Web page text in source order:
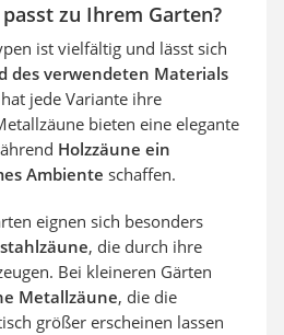
zu Ihrem Garten?
ist vielfältig und lässt sich
des verwendeten Materials
jede Variante ihre
bieten eine elegante
Holzzäune ein
Ambiente schaffen.
eignen sich besonders
, die durch ihre
Bei kleineren Gärten
Metallzäune, die die
größer erscheinen lassen